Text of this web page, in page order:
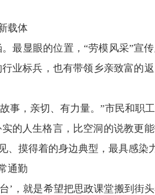
载体
最显眼的位置，“劳模风采”宣
业标兵，也有带领乡亲致富的
事，亲切、有力量。”市民和职
的人生格言，比空洞的说教更
摸得着的身边典型，最具感染
通勤
’，就是希望把思政课堂搬到街